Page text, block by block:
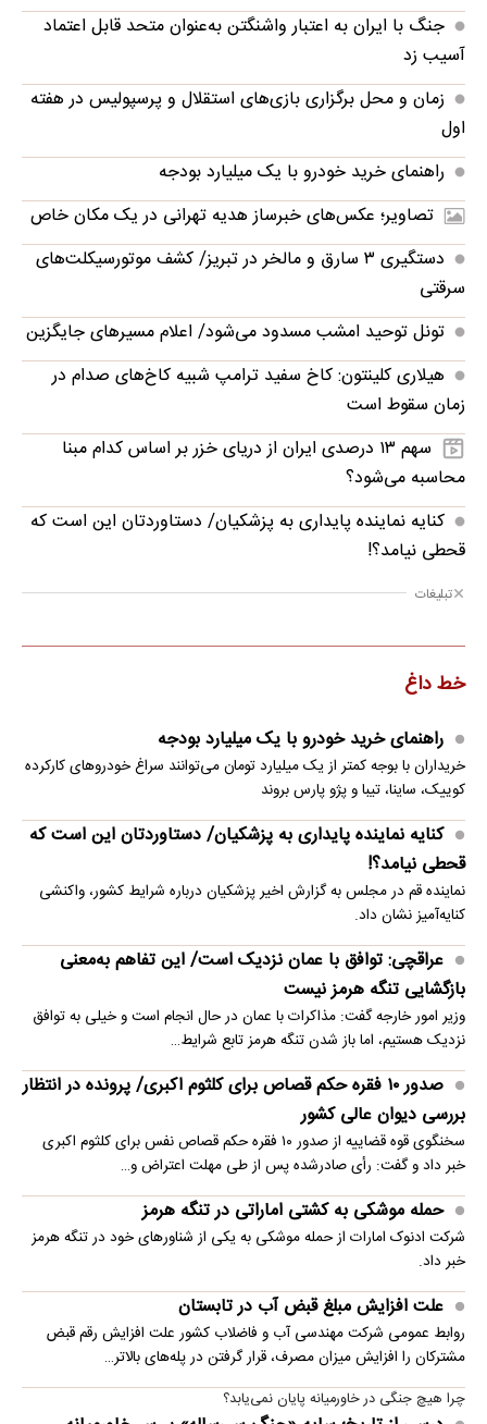
جنگ با ایران به اعتبار واشنگتن به‌عنوان متحد قابل اعتماد
آسیب زد
زمان و محل برگزاری بازی‌های استقلال و پرسپولیس در هفته
اول
راهنمای خرید خودرو با یک میلیارد بودجه
تصاویر؛ عکس‌های خبرساز هدیه تهرانی در یک مکان خاص
دستگیری ۳ سارق و مالخر در تبریز/ کشف موتورسیکلت‌های
سرقتی
تونل توحید امشب مسدود می‌شود/ اعلام مسیرهای جایگزین
هیلاری کلینتون: کاخ سفید ترامپ شبیه کاخ‌های صدام در
زمان سقوط است
سهم ۱۳ درصدی ایران از دریای خزر بر اساس کدام مبنا
محاسبه می‌شود؟
کنایه نماینده پایداری به پزشکیان/ دستاوردتان این است که
قحطی نیامد؟!
تبلیغات
خط داغ
راهنمای خرید خودرو با یک میلیارد بودجه
خریداران با بوجه کمتر از یک میلیارد تومان می‌توانند سراغ خودروهای کارکرده
کوییک، ساینا، تیبا و پژو پارس بروند
کنایه نماینده پایداری به پزشکیان/ دستاوردتان این است که
قحطی نیامد؟!
نماینده قم در مجلس به گزارش اخیر پزشکیان درباره شرایط کشور، واکنشی
کنایه‌آمیز نشان داد.
عراقچی: توافق با عمان نزدیک است/ این تفاهم به‌معنی
بازگشایی تنگه هرمز نیست
وزیر امور خارجه گفت: مذاکرات با عمان در حال انجام است و خیلی به توافق
نزدیک هستیم، اما باز شدن تنگه هرمز تابع شرایط…
صدور ۱۰ فقره حکم قصاص برای کلثوم اکبری/ پرونده در انتظار
بررسی دیوان عالی کشور
سخنگوی قوه قضاییه از صدور ۱۰ فقره حکم قصاص نفس برای کلثوم اکبری
خبر داد و گفت: رأی صادرشده پس از طی مهلت اعتراض و…
حمله موشکی به کشتی اماراتی در تنگه هرمز
شرکت ادنوک امارات از حمله موشکی به یکی از شناورهای خود در تنگه هرمز
خبر داد.
علت افزایش مبلغ قبض آب در تابستان
روابط عمومی شرکت مهندسی آب و فاضلاب کشور علت افزایش رقم قبض
مشترکان را افزایش میزان مصرف، قرار گرفتن در پله‌های بالاتر…
چرا هیچ جنگی در خاورمیانه پایان نمی‌یابد؟